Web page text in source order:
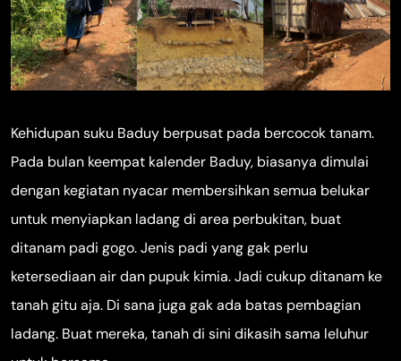
Kehidupan suku Baduy berpusat pada bercocok tanam.
Pada bulan keempat kalender Baduy, biasanya dimulai
dengan kegiatan nyacar membersihkan semua belukar
untuk menyiapkan ladang di area perbukitan, buat
ditanam padi gogo. Jenis padi yang gak perlu
ketersediaan air dan pupuk kimia. Jadi cukup ditanam ke
tanah gitu aja. Di sana juga gak ada batas pembagian
ladang. Buat mereka, tanah di sini dikasih sama leluhur